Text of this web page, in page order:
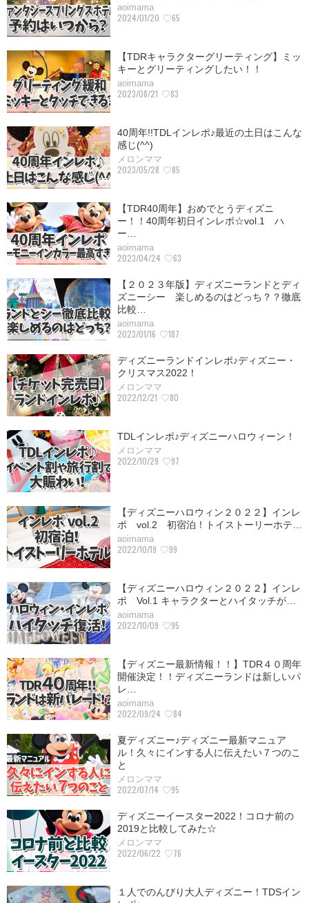
aoimama
2024/01/20 ♡65
【TDRキャラクターグリーティング】ミッ
キーとグリーティングしたい！！
aoimama
2023/08/21 ♡83
40周年!!TDLインレポ♪最近の土日はこんな
感じ(^^)
メロンママ
2023/05/28 ♡85
【TDR40周年】おめでとうディズニ
ー！！40周年初日インレポ☆vol.1 ハ
ー…
aoimama
2023/04/24 ♡63
【２０２３年版】ディズニーランドとディ
ズニーシー 楽しめるのはどっち？？徹底
比較…
aoimama
2023/01/16 ♡187
ディズニーランドインレポ♪ディズニー・
クリスマス2022！
メロンママ
2022/12/21 ♡80
TDLインレポ♪ディズニーハロウィーン！
メロンママ
2022/10/29 ♡97
【ディズニーハロウィン２０２２】インレ
ポ vol.2 初宿泊！トイストーリーホテ…
aoimama
2022/10/19 ♡99
【ディズニーハロウィン２０２２】インレ
ポ Vol.1 キャラクターとハイタッチが…
aoimama
2022/10/09 ♡95
【ディズニー最新情報！！】TDR４０周年
開催決定！！ディズニーランドは新しいパ
レ…
aoimama
2022/09/24 ♡84
夏ディズニー♪ディズニー最新マニュア
ル！久々にインする人に伝えたい７つのこ
と
メロンママ
2022/07/14 ♡95
ディズニーイースター2022！コロナ前の
2019と比較してみた☆
メロンママ
2022/06/22 ♡76
１人でのんびり大人ディズニー！TDSイン